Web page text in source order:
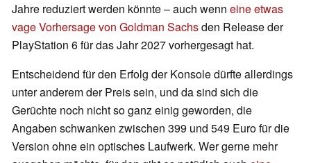
Jahre reduziert werden könnte – auch wenn eine etwas
vage Vorhersage von Goldman Sachsden Release der
PlayStation 6 für das Jahr 2027 vorhergesagt hat.
Entscheidend für den Erfolg der Konsole dürfte allerdings
unter anderem der Preis sein, und da sind sich die
Gerüchte noch nicht so ganz einig geworden, die
Angaben schwanken zwischen 399 und 549 Euro für die
Version ohne ein optisches Laufwerk. Wer gerne mehr